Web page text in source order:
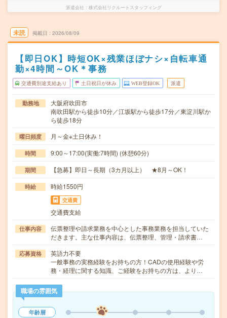
派遣会社 株式会社リクルートスタッフィング
未読 掲載日 2026/08/09
【即日OK】時短OK×残業ほぼナシ×自転車通
勤×4時間～OK＊事務
交通費別途支給あり 土日祝日が休み WEB登録OK 派遣
勤務地
大阪府吹田市
南吹田駅から徒歩10分／江坂駅から徒歩17分／東淀川駅か
ら徒歩18分
曜日頻度 月～金※土日休み！
時間 9:00～17:00(実働:7時間) (休憩60分)
期間 【急募】即日～長期（3カ月以上） ★8月～OK！
時給 時給1550円
交通費
交通費支給
仕事内容
伝票整理や請求業務を中心とした事務業務を担当していた
だきます。主な仕事内容は、伝票整理、管理・請求書…
応募資格
英語力不要
一般事務の実務経験をお持ちの方！CADの使用経験や労
務・経理に関する知識、ご経験をお持ちの方は、より…
職場の雰囲気
年齢層